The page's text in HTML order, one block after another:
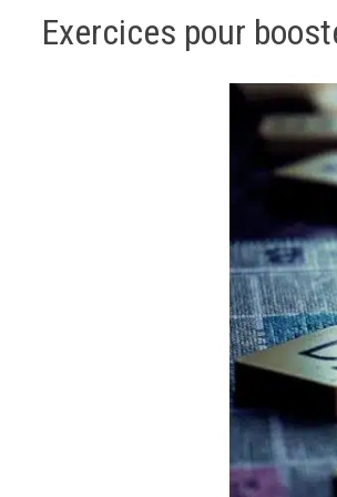
Exercices pour